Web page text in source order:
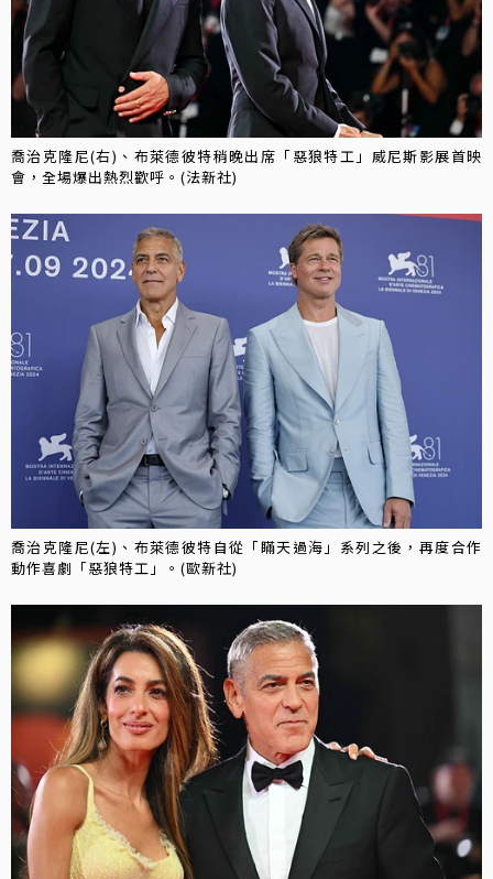
喬治克隆尼(右)、布萊德彼特稍晚出席「惡狼特工」威尼斯影展首映
會，全場爆出熱烈歡呼。(法新社)
喬治克隆尼(左)、布萊德彼特自從「瞞天過海」系列之後，再度合作
動作喜劇「惡狼特工」。(歐新社)